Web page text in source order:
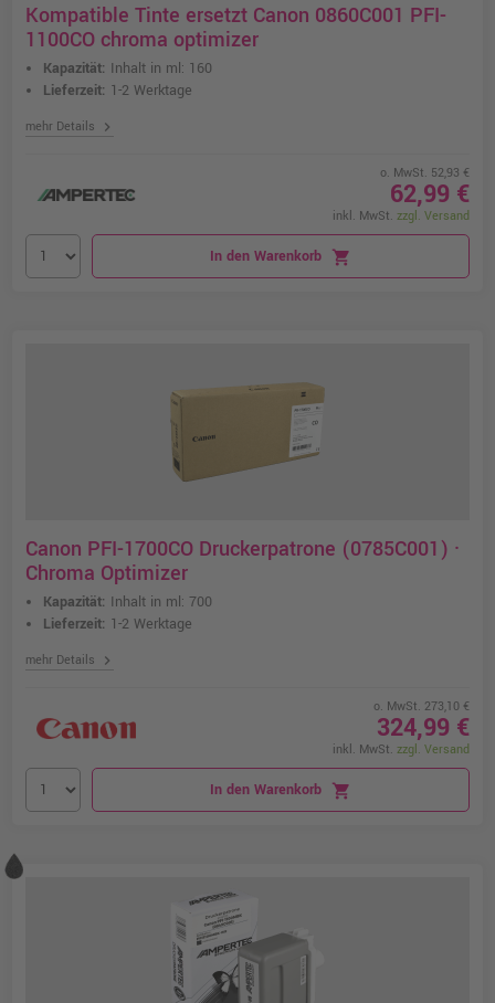
Kompatible Tinte ersetzt Canon 0860C001 PFI-
1100CO chroma optimizer
Kapazität: Inhalt in ml: 160
Lieferzeit: 1-2 Werktage
mehr Details chevron_right
o. MwSt. 52,93 €
62,99 €
inkl. MwSt. zzgl. Versand
In den Warenkorb shopping_cart
Canon PFI-1700CO Druckerpatrone (0785C001) ·
Chroma Optimizer
Kapazität: Inhalt in ml: 700
Lieferzeit: 1-2 Werktage
mehr Details chevron_right
o. MwSt. 273,10 €
324,99 €
inkl. MwSt. zzgl. Versand
In den Warenkorb shopping_cart